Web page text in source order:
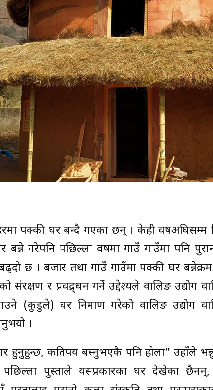
पक्की घर बन्दै गएका छन् । केही वर्षअघिसम्म
गरेपनि पछिल्ला वर्षमा गाउँ गाउँमा पनि
छ । बजार तथा गाउँ गाउँमा पक्की घर
र प्रवद्र्धन गर्ने उद्देश्यले वालिङ उद्योग
(कुडुले) घर निर्माण गरेको वालिङ उद्योग
।
हुनुहुन्छ, कतिपय बस्नुभएकै पनि होला” उहाँले
पुस्ताले यसप्रकारका घर देखेका छैनन्,